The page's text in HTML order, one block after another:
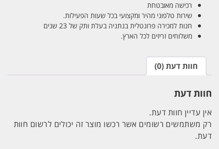
רכישה מאובטחת
שירות טלפוני מהיר ומקצועי בכל שעות הפעילות.
חנות למכירה פרונטלית בנתניה בעלת ותק של 23 שנים
משלוחים זריזים לכל הארץ.
חוות דעת (0)
חוות דעת
אין עדיין חוות דעת.
רק משתמשים רשומים אשר רכשו מוצר זה יכולים לרשום חוות
דעת.